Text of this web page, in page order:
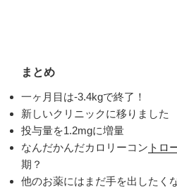
まとめ
一ヶ月目は-3.4kgで終了！
新しいクリニックに移りました
投与量を1.2mgに増量
なんだかんだカロリーコン トロ
期？
他のお薬にはまだ手を出したく